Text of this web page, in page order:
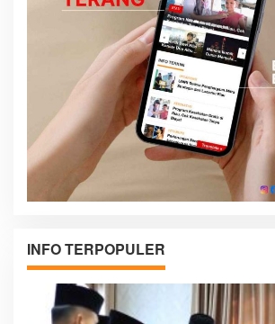
INFO TERPOPULER